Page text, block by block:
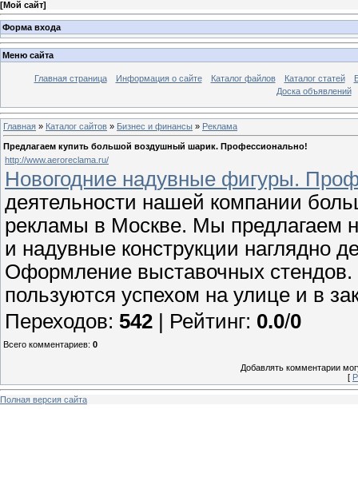
[Мой сайт]
Форма входа
Меню сайта
Главная страница Информация о сайте Каталог файлов Каталог статей
Доска объявлений
Главная » Каталог сайтов » Бизнес и финансы » Реклама
Предлагаем купить большой воздушный шарик. Профессионально!
http://www.aeroreclama.ru/
Новогодние надувные фигуры.
деятельности нашей компании
рекламы в Москве. Мы предлагаем
и надувные конструкции наглядно
Оформление выставочных
пользуются успехом на улице и в
Переходов: 542 | Рейтинг: 0.0/0
Всего комментариев: 0
Добавлять комментарии
[
Полная версия сайта